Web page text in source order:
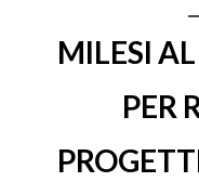
MILESI
PER